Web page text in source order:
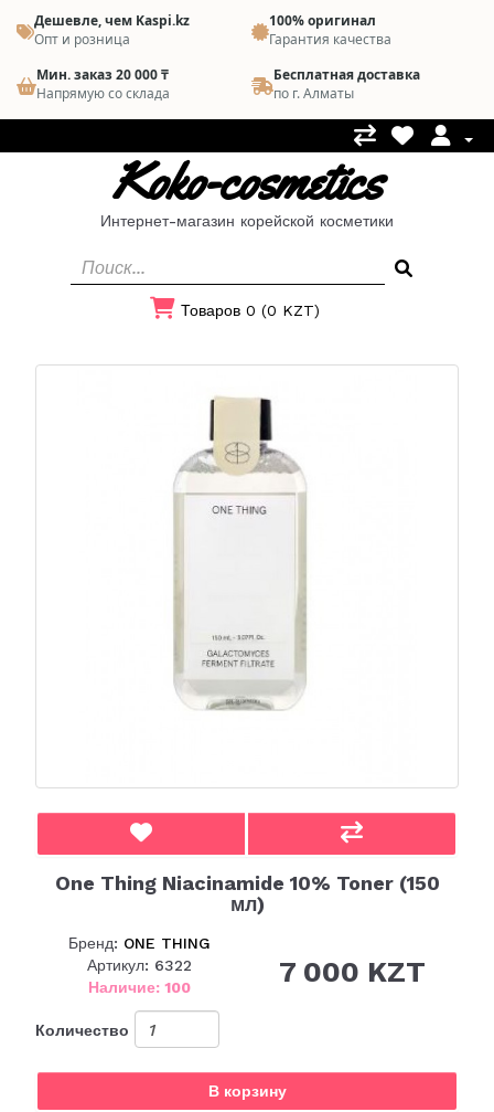
Дешевле, чем Kaspi.kz
Опт и розница
100% оригинал
Гарантия качества
Мин. заказ 20 000 ₸
Напрямую со склада
Бесплатная доставка
по г. Алматы
Koko-cosmetics
Интернет-магазин корейской косметики
Товаров 0 (0 KZT)
One Thing Niacinamide 10% Toner (150
мл)
Бренд: ONE THING
Артикул: 6322
Наличие: 100
7 000 KZT
Количество
В корзину